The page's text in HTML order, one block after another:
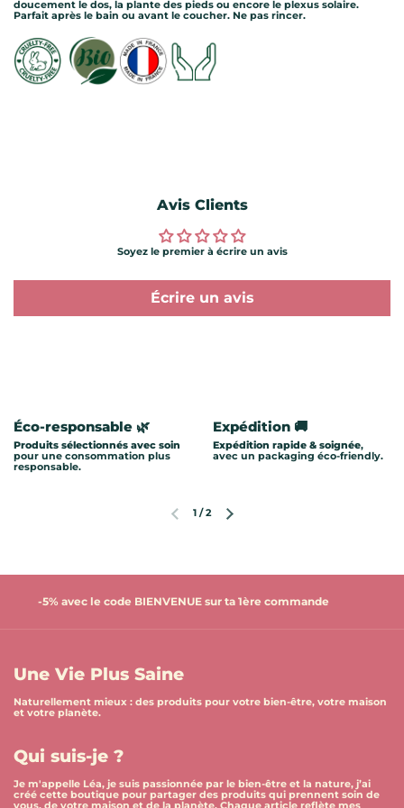
doucement le dos, la plante des pieds ou encore le plexus solaire.
Parfait après le bain ou avant le coucher. Ne pas rincer.
Avis Clients
Soyez le premier à écrire un avis
Écrire un avis
Éco-responsable 🌿
Produits sélectionnés avec soin
pour une consommation plus
responsable.
Expédition 🚚
Expédition rapide & soignée,
avec un packaging éco-friendly.
Diapositive précédente
Diapositive suivante
1 /2
-5% avec le code BIENVENUE sur ta 1ère commande
Une Vie Plus Saine
Naturellement mieux : des produits pour votre bien-être, votre maison
et votre planète.
Qui suis-je ?
Je m'appelle Léa, je suis passionnée par le bien-être et la nature, j’ai
créé cette boutique pour partager des produits qui prennent soin de